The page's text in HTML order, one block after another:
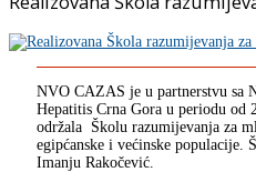
NVO CAZAS je u partnerstvu sa
Hepatitis Crna Gora u periodu od
održala Školu razumijevanja za
egipćanske i većinske populacije.
Imanju Rakočević.